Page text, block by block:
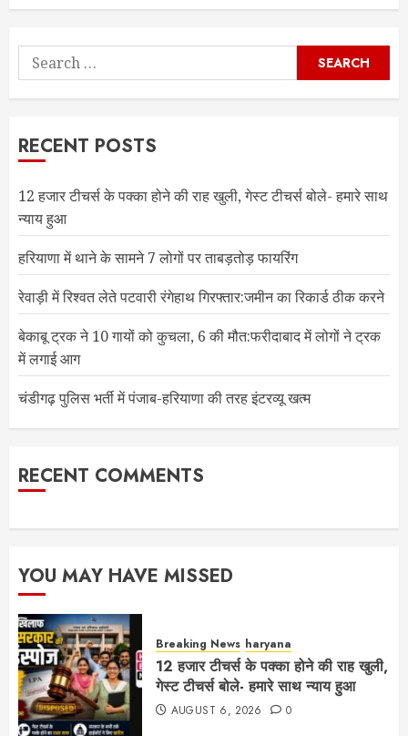
Search
for:
RECENT POSTS
12 हजार टीचर्स के पक्का होने की राह खुली, गेस्ट टीचर्स बोले- हमारे साथ
न्याय हुआ
हरियाणा में थाने के सामने 7 लोगों पर ताबड़तोड़ फायरिंग
रेवाड़ी में रिश्वत लेते पटवारी रंगेहाथ गिरफ्तार:जमीन का रिकार्ड ठीक करने
बेकाबू ट्रक ने 10 गायों को कुचला, 6 की मौत:फरीदाबाद में लोगों ने ट्रक
में लगाई आग
चंडीगढ़ पुलिस भर्ती में पंजाब-हरियाणा की तरह इंटरव्यू खत्म
RECENT COMMENTS
YOU MAY HAVE MISSED
Breaking News haryana
12 हजार टीचर्स के पक्का होने की राह खुली,
गेस्ट टीचर्स बोले- हमारे साथ न्याय हुआ
AUGUST 6, 2026 0